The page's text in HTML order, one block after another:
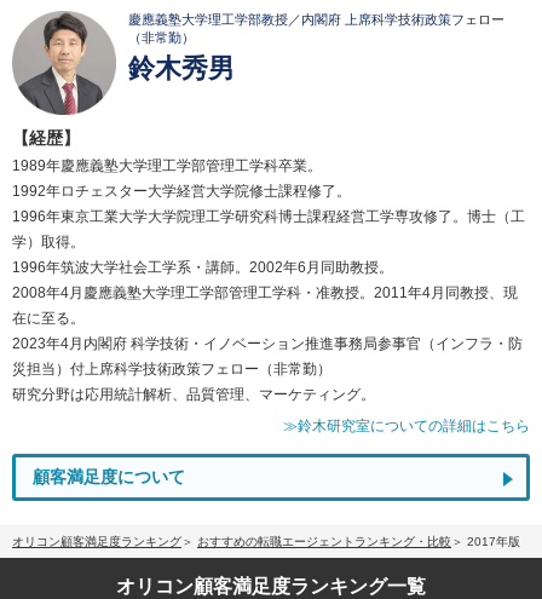
慶應義塾大学理工学部教授／内閣府 上席科学技術政策フェロー
（非常勤）
鈴木秀男
【経歴】
1989年慶應義塾大学理工学部管理工学科卒業。
1992年ロチェスター大学経営大学院修士課程修了。
1996年東京工業大学大学院理工学研究科博士課程経営工学専攻修了。博士（工
学）取得。
1996年筑波大学社会工学系・講師。2002年6月同助教授。
2008年4月慶應義塾大学理工学部管理工学科・准教授。2011年4月同教授、現
在に至る。
2023年4月内閣府 科学技術・イノベーション推進事務局参事官（インフラ・防
災担当）付上席科学技術政策フェロー（非常勤）
研究分野は応用統計解析、品質管理、マーケティング。
≫鈴木研究室についての詳細はこちら
顧客満足度について
オリコン顧客満足度ランキング おすすめの転職エージェントランキング・比較 2017年版
オリコン顧客満足度ランキング一覧